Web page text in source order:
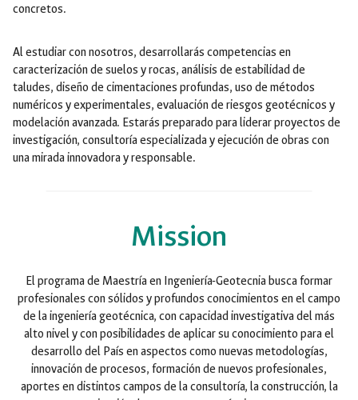
concretos.
Al estudiar con nosotros, desarrollarás competencias en
caracterización de suelos y rocas, análisis de estabilidad de
taludes, diseño de cimentaciones profundas, uso de métodos
numéricos y experimentales, evaluación de riesgos geotécnicos y
modelación avanzada. Estarás preparado para liderar proyectos de
investigación, consultoría especializada y ejecución de obras con
una mirada innovadora y responsable.
Mission
El programa de Maestría en Ingeniería-Geotecnia busca formar
profesionales con sólidos y profundos conocimientos en el campo
de la ingeniería geotécnica, con capacidad investigativa del más
alto nivel y con posibilidades de aplicar su conocimiento para el
desarrollo del País en aspectos como nuevas metodologías,
innovación de procesos, formación de nuevos profesionales,
aportes en distintos campos de la consultoría, la construcción, la